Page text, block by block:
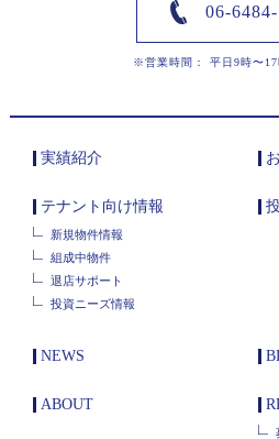
06-
※営業時間： 平日9時〜
実績紹介
テナント向け情報
新規物件情報
組成中物件
退店サポート
投資ニーズ情報
NEWS
ABOUT